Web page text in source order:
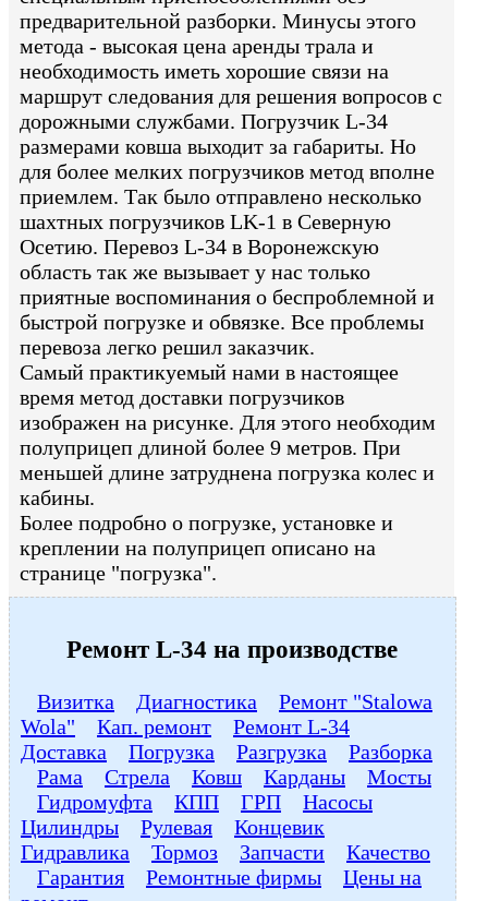
предварительной разборки. Минусы этого
метода - высокая цена аренды трала и
необходимость иметь хорошие связи на
маршрут следования для решения вопросов с
дорожными службами. Погрузчик L-34
размерами ковша выходит за габариты. Но
для более мелких погрузчиков метод вполне
приемлем. Так было отправлено несколько
шахтных погрузчиков LK-1 в Северную
Осетию. Перевоз L-34 в Воронежскую
область так же вызывает у нас только
приятные воспоминания о беспроблемной и
быстрой погрузке и обвязке. Все проблемы
перевоза легко решил заказчик.
Самый практикуемый нами в настоящее
время метод доставки погрузчиков
изображен на рисунке. Для этого необходим
полуприцеп длиной более 9 метров. При
меньшей длине затруднена погрузка колес и
кабины.
Более подробно о погрузке, установке и
креплении на полуприцеп описано на
странице "погрузка".
Ремонт L-34 на производстве
Визитка Диагностика
Ремонт "Stalowa
Wola"
Кап. ремонт
Ремонт L-34
Доставка
Погрузка Разгрузка
Разборка
Рама
Стрела Ковш Карданы
Мосты
Гидромуфта
КПП ГРП
Насосы
Цилиндры
Рулевая
Концевик
Гидравлика
Тормоз Запчасти
Качество
Гарантия
Ремонтные фирмы
Цены на